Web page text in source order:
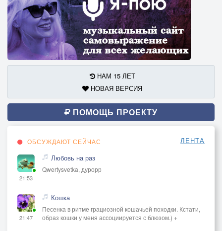
НАМ 15 ЛЕТ
НОВАЯ ВЕРСИЯ
ПОМОЩЬ ПРОЕКТУ
ОБСУЖДАЮТ СЕЙЧАС ЛЕНТА
21:53
Любовь на раз
Qwertysvetka, дурорр
21:47
Кошка
Песенка в ритме грациозной кошачьей походки. Кстати,
образ кошки у меня ассоциируется с блюзом.) +